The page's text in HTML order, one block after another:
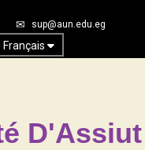
sup@aun.edu.eg
Français
D'Assiut